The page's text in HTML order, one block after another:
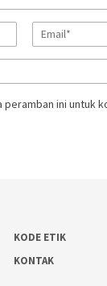
ini untuk
KODE ETIK
KONTAK